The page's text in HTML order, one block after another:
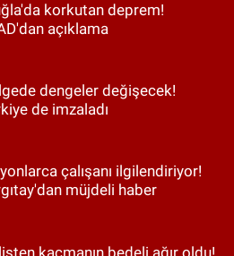
korkutan deprem!
açıklama
dengeler değişecek!
de imzaladı
çalışanı ilgilendiriyor!
müjdeli haber
kaçmanın bedeli ağır oldu!